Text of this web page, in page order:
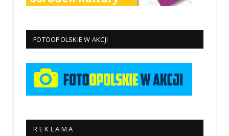
FOTOOPOLSKIE W AKCJI
R E K L A M A